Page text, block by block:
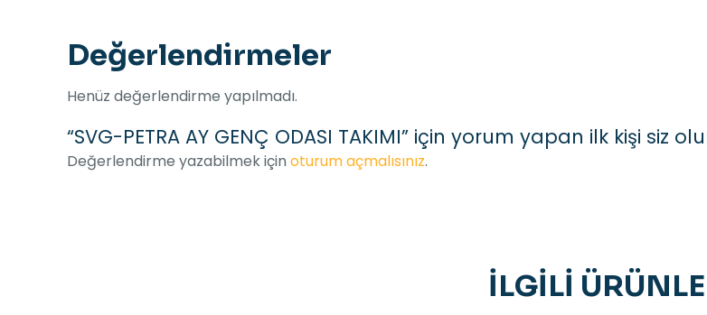
Değerlendirmeler
Henüz değerlendirme yapılmadı.
“SVG-PETRA AY GENÇ ODASI TAKIMI” için yorum yapan ilk kişi siz
Değerlendirme yazabilmek için oturum açmalısınız.
İLGILI